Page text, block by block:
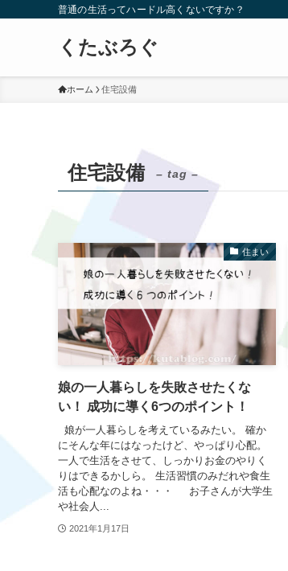
普通の生活ってハードル高くないですか？
くたぶろぐ
ホーム 住宅設備
住宅設備 – tag –
住まい
娘の一人暮らしを失敗させたくな
い！ 成功に導く6つのポイント！
娘が一人暮らしを考えているみたい。 確か
にそんな年にはなったけど、やっぱり心配。
一人で生活をさせて、しっかりお金のやりく
りはできるかしら。 生活習慣のみだれや食生
活も心配なのよね・・・ お子さんが大学生
や社会人...
2021年1月17日